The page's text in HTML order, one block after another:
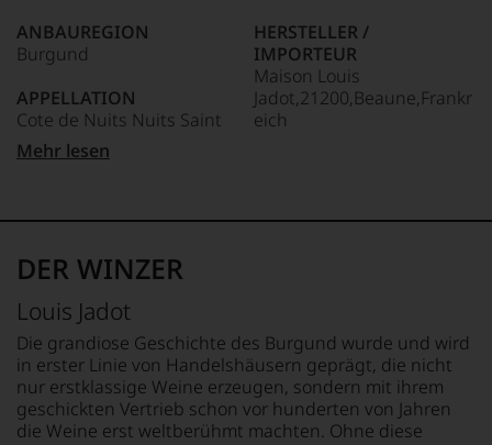
Das
dokumentieren
auch
und
gerade
mit
Medaillen
Weinjournalisten
Fachpublikationen
unseren
Aussendungen
oder
in
unserem
ANBAUREGION
Burgund
APPELLATION
Cote de Nuits Nuits Saint
Geo
16 °C
ALKOHOLGEHALT
13 % Vol.
RESTSÜSSE
0,6 g/L
HERSTELLER /
IMPORTEUR
Maison Louis
Jadot,21200,Beaune,Frankr
eich
FLASCHENGRÖSSE
Mehr lesen
DER WINZER
Louis Jadot
Die grandiose Geschichte des Burgund wurde und wird
in erster Linie von Handelshäusern geprägt, die nicht
nur erstklassige Weine erzeugen, sondern mit ihrem
geschickten Vertrieb schon vor hunderten von Jahren
die Weine erst weltberühmt machten. Ohne diese